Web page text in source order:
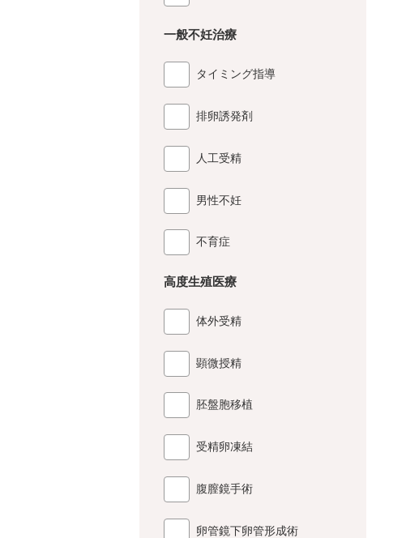
一般不妊治療
タイミング指導
排卵誘発剤
人工受精
男性不妊
不育症
高度生殖医療
体外受精
顕微授精
胚盤胞移植
受精卵凍結
腹膣鏡手術
卵管鏡下卵管形成術